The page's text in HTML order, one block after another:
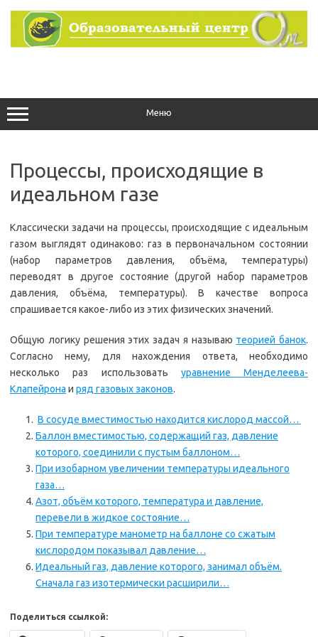
содержимому
Меню
Процессы, происходящие в
идеальном газе
Классически задачи на процессы, происходящие с идеальным
газом выглядят одинаково: газ в первоначальном состоянии
(набор параметров давления, объёма, температуры)
переводят в другое состояние (другой набор параметров
давления, объёма, температуры). В качестве вопроса
спрашивается какое-либо из этих физических значений.
Общую логику решения этих задач я называю теорией банок.
Согласно нему, для нахождения ответа, необходимо
несколько раз использовать уравнение Менделеева-
Клапейрона и ряд газовых законов.
В сосуде вместимостью находится кислород массой…
Баллон вместимостью, содержащий газ, давление
которого, соединили с пустым баллоном…
При изобарном увеличении температуры идеального
газа…
Азот, объём которого, температура и давление,
перевели в жидкое состояние…
При температуре манометр на баллоне со сжатым
кислородом показывал давление…
Идеальный газ, давление которого, занимал объём.
Сначала газ изотермически расширили…
Поделиться ссылкой: